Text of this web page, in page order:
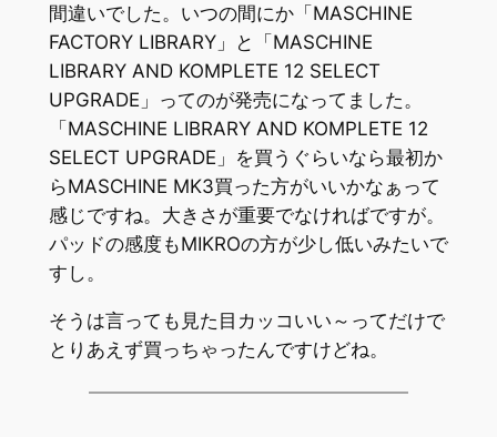
間違いでした。いつの間にか「MASCHINE
FACTORY LIBRARY」と「MASCHINE
LIBRARY AND KOMPLETE 12 SELECT
UPGRADE」ってのが発売になってました。
「MASCHINE LIBRARY AND KOMPLETE 12
SELECT UPGRADE」を買うぐらいなら最初か
らMASCHINE MK3買った方がいいかなぁって
感じですね。大きさが重要でなければですが。
パッドの感度もMIKROの方が少し低いみたいで
すし。
そうは言っても見た目カッコいい～ってだけで
とりあえず買っちゃったんですけどね。